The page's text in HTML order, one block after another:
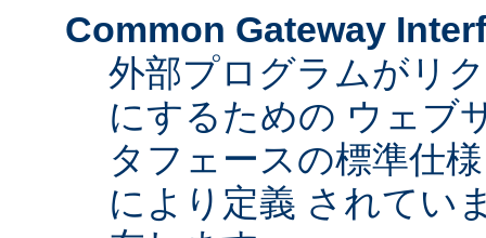
Common Gateway
外部プログラムがリ
にするための ウェブ
タフェースの標準仕
により定義 されてい